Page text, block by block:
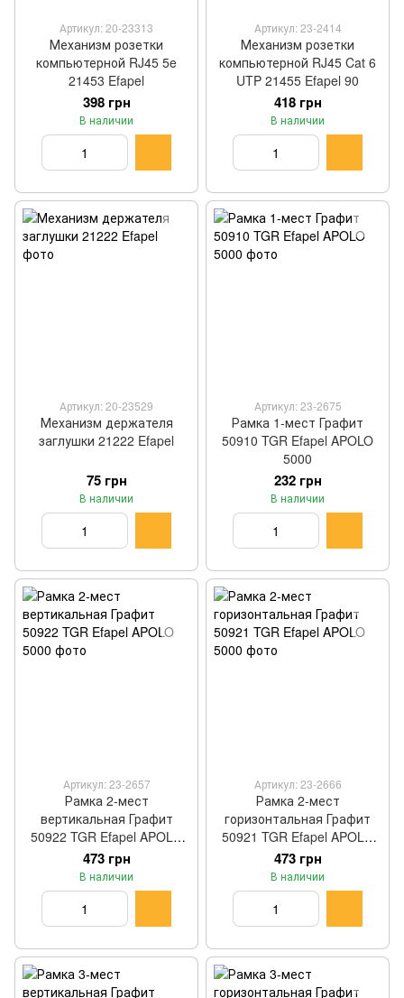
Артикул: 20-23313
Механизм розетки
компьютерной RJ45 5e
21453 Efapel
398 грн
В наличии
Артикул: 23-2414
Механизм розетки
компьютерной RJ45 Cat 6
UTP 21455 Efapel 90
418 грн
В наличии
Артикул: 20-23529
Механизм держателя
заглушки 21222 Efapel
75 грн
В наличии
Артикул: 23-2675
Рамка 1-мест Графит
50910 TGR Efapel APOLO
5000
232 грн
В наличии
Артикул: 23-2657
Рамка 2-мест
вертикальная Графит
50922 TGR Efapel APOLO
5000
473 грн
В наличии
Артикул: 23-2666
Рамка 2-мест
горизонтальная Графит
50921 TGR Efapel APOLO
5000
473 грн
В наличии